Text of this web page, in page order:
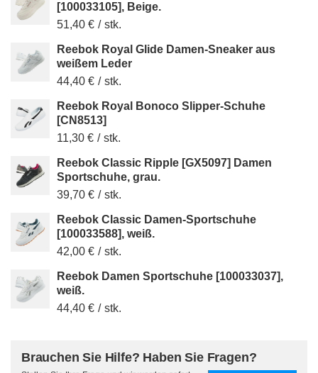
[100033105], Beige.
51,40 € / stk.
Reebok Royal Glide Damen-Sneaker aus
weißem Leder
44,40 € / stk.
Reebok Royal Bonoco Slipper-Schuhe
[CN8513]
11,30 € / stk.
Reebok Classic Ripple [GX5097] Damen
Sportschuhe, grau.
39,70 € / stk.
Reebok Classic Damen-Sportschuhe
[100033588], weiß.
42,00 € / stk.
Reebok Damen Sportschuhe [100033037],
weiß.
44,40 € / stk.
Brauchen Sie Hilfe? Haben Sie Fragen?